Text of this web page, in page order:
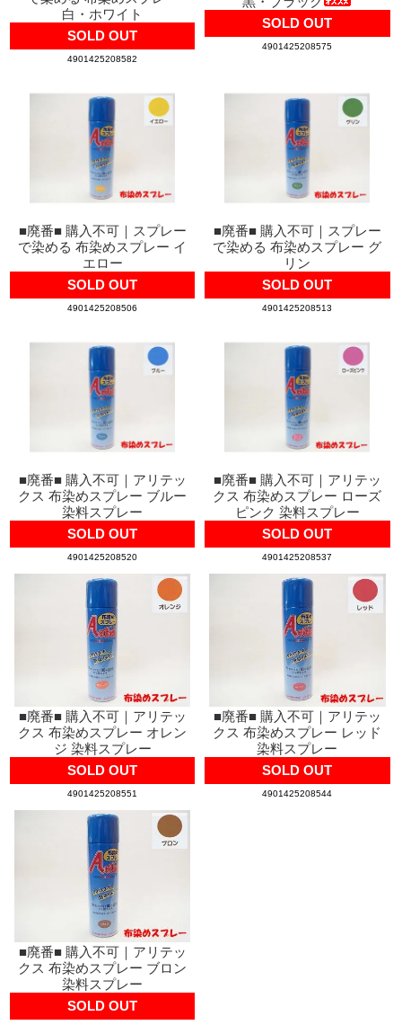
白・ホワイト
SOLD OUT
4901425208582
SOLD OUT
4901425208575
■廃番■ 購入不可｜スプレー
で染める 布染めスプレー イ
エロー
SOLD OUT
4901425208506
■廃番■ 購入不可｜スプレー
で染める 布染めスプレー グ
リン
SOLD OUT
4901425208513
■廃番■ 購入不可｜アリテッ
クス 布染めスプレー ブルー
染料スプレー
SOLD OUT
4901425208520
■廃番■ 購入不可｜アリテッ
クス 布染めスプレー ローズ
ピンク 染料スプレー
SOLD OUT
4901425208537
■廃番■ 購入不可｜アリテッ
クス 布染めスプレー オレン
ジ 染料スプレー
SOLD OUT
4901425208551
■廃番■ 購入不可｜アリテッ
クス 布染めスプレー レッド
染料スプレー
SOLD OUT
4901425208544
■廃番■ 購入不可｜アリテッ
クス 布染めスプレー ブロン
染料スプレー
SOLD OUT